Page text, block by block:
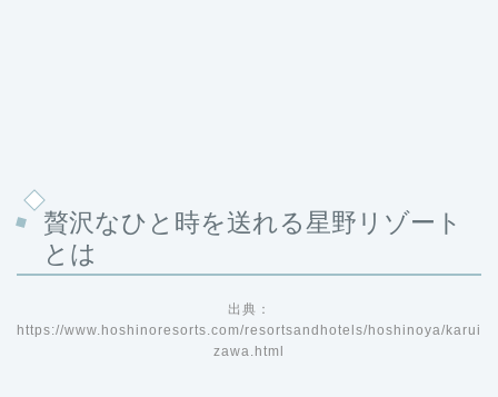
贅沢なひと時を送れる星野リゾート
とは
出典：
https://www.hoshinoresorts.com/resortsandhotels/hoshinoya/karui
zawa.html